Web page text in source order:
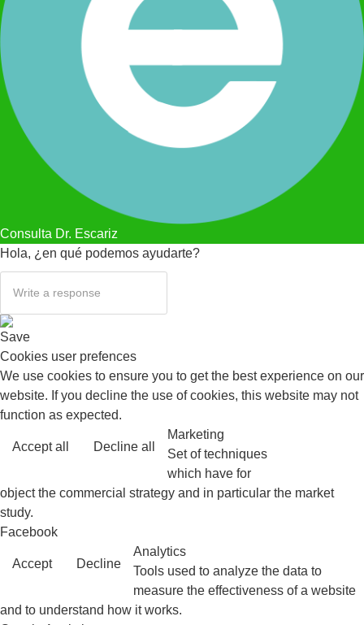
Consulta Dr. Escariz
Hola, ¿en qué podemos ayudarte?
Save
Cookies user prefences
We use cookies to ensure you to get the best experience on our
website. If you decline the use of cookies, this website may not
function as expected.
Accept all Decline all
Marketing
Set of techniques
which have for
object the commercial strategy and in particular the market
study.
Facebook
Accept Decline
Analytics
Tools used to analyze the data to
measure the effectiveness of a website
and to understand how it works.